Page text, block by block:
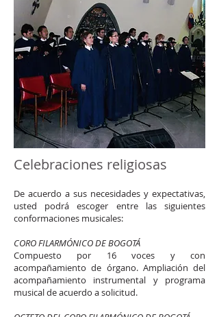
Celebraciones religiosas
De acuerdo a sus necesidades y expectativas,
usted podrá escoger entre las siguientes
conformaciones musicales:
CORO FILARMÓNICO DE BOGOTÁ
Compuesto por 16 voces y con
acompañamiento de órgano. Ampliación del
acompañamiento instrumental y programa
musical de acuerdo a solicitud.